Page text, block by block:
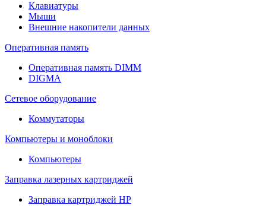
Клавиатуры
Мыши
Внешние накопители данных
Оперативная память
Оперативная память DIMM
DIGMA
Сетевое оборудование
Коммутаторы
Компьютеры и моноблоки
Компьютеры
Заправка лазерных картриджей
Заправка картриджей HP